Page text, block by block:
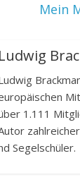
Mein
Ludwig
1.111
Segelschüler.